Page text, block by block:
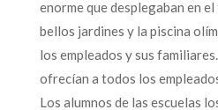
enorme que desplegaban en
bellos jardines y la piscina
los empleados y sus
ofrecían a todos los
Los alumnos de las escuelas